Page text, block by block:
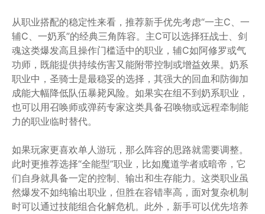
从职业搭配的稳定性来看，推荐新手优先考虑“一主C、一
辅C、一奶系”的经典三角阵容。主C可以选择狂战士、剑
魂这类爆发高且操作门槛适中的职业，辅C如阿修罗或气
功师，既能提供持续伤害又能附带控制或增益效果。奶系
职业中，圣骑士是最稳妥的选择，其强大的回血和防御加
成能大幅降低队伍暴毙风险。如果实在组不到奶系职业，
也可以用召唤师或弹药专家这类具备召唤物或远程牵制能
力的职业临时替代。
如果玩家更喜欢单人游玩，那么阵容的思路就需要调整。
此时更推荐选择“全能型”职业，比如魔道学者或暗帝，它
们自身就具备一定的控制、输出和生存能力。这类职业虽
然爆发不如纯输出职业，但胜在容错率高，面对复杂机制
时可以通过技能组合化解危机。此外，新手可以优先培养